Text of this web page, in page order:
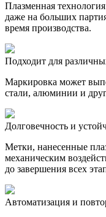
Плазменная
даже на больших
время производства.
Подходит для
Маркировка может
стали, алюминии и
Долговечность и
Метки, нанесенные
механическим
до завершения всех
Автоматизация и